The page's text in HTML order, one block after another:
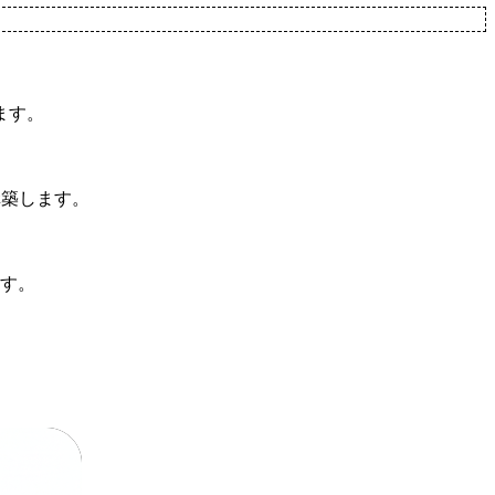
。
します。
。